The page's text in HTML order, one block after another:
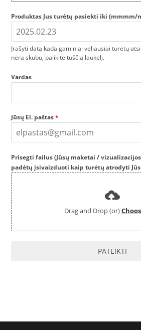
Produktas Jus turėtų pasiekti iki (mmmm/
Įrašyti datą kada gaminiai vėliausiai turėtų
nėra skubu, palikite tuščią laukelį.
Vardas
Jūsų El. paštas*
Prisegti failus (Jūsų maketai /
padėtų įsivaizduoti kaip turėtų atrodyti
Drag and Drop (or)
PATEIKTI